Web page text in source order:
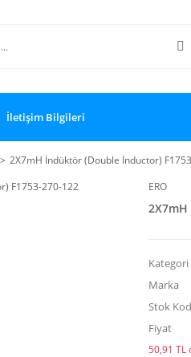
İletişim Bilgileri
2X7mH İndüktör (Double İnductor)
ERO
Kategori
Marka
Stok
Fiyat
50,91 TL